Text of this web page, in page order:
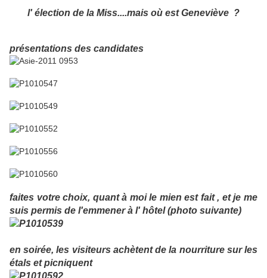
l' élection de la Miss....mais où est Geneviève ?
présentations des candidates
faites votre choix, quant à moi le mien est fait , et je me
suis permis de l'emmener à l' hôtel (photo suivante)
en soirée, les visiteurs achètent de la nourriture sur les
étals et picniquent